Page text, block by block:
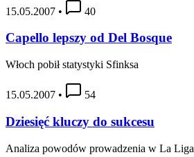
15.05.2007 • 40
Capello lepszy od Del Bosque
Włoch pobił statystyki Sfinksa
15.05.2007 • 54
Dziesięć kluczy do sukcesu
Analiza powodów prowadzenia w La Liga